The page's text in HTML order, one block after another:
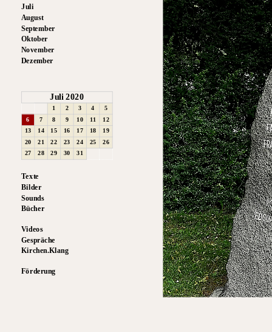
Juli
August
September
Oktober
November
Dezember
Juli 2020
1 2 3 4
5
6
7 8 9 10 11 12
13 14 15 16 17 18
19
20
21 22 23 24 25 26
27 28 29 30 31
Texte
Bilder
Sounds
Bücher
Videos
Gespräche
Kirchen.Klang
Förderung